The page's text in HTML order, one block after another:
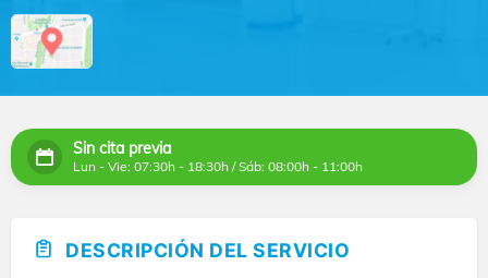
Sin cita previa
Lun - Vie: 07:30h - 18:30h / Sáb: 08:00h - 11:00h
DESCRIPCIÓN DEL SERVICIO